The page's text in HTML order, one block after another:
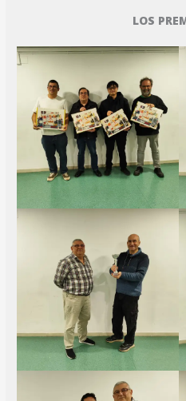
LOS